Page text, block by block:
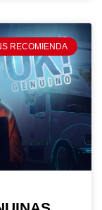
RECOMIENDA